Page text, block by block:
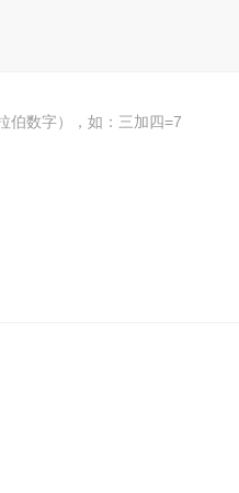
伯数字），如：三加四=7